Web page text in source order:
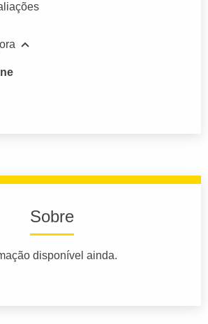
Sobre
disponível ainda.